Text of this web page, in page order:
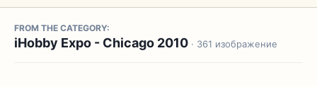
FROM THE CATEGORY:
iHobby Expo - Chicago 2010 · 361 изображение